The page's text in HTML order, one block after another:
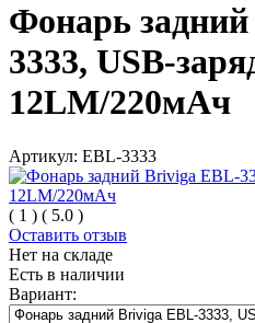
Фонарь
3333, USB-
12LM/220мАч
Артикул: EBL-3333
( 1 ) ( 5.0 )
Оставить отзыв
Нет на складе
Есть в наличии
Вариант: